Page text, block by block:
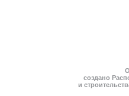
создано
и